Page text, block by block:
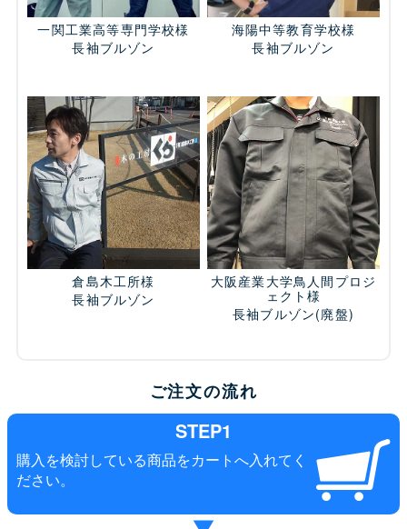
一関工業高等専門学校様
長袖ブルゾン
海陽中等教育学校様
長袖ブルゾン
倉島木工所様
長袖ブルゾン
大阪産業大学鳥人間プロジ
ェクト様
長袖ブルゾン(廃盤)
ご注文の流れ
STEP1
購入を検討している商品をカートへ入れてく
ださい。